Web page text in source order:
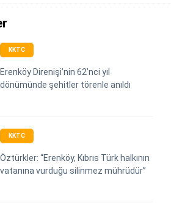
KKTC
Erenköy Direnişi’nin 62’nci yıl
dönümünde şehitler törenle anıldı
KKTC
Öztürkler: “Erenköy, Kıbrıs Türk halkının
vatanına vurduğu silinmez mührüdür”